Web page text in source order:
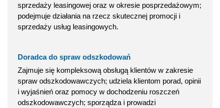
sprzedaży leasingowej oraz w okresie posprzedażowym;
podejmuje działania na rzecz skutecznej promocji i
sprzedaży usług leasingowych.
Doradca do spraw odszkodowań
Zajmuje się kompleksową obsługą klientów w zakresie
spraw odszkodowawczych; udziela klientom porad, opinii
i wyjaśnień oraz pomocy w dochodzeniu roszczeń
odszkodowawczych; sporządza i prowadzi